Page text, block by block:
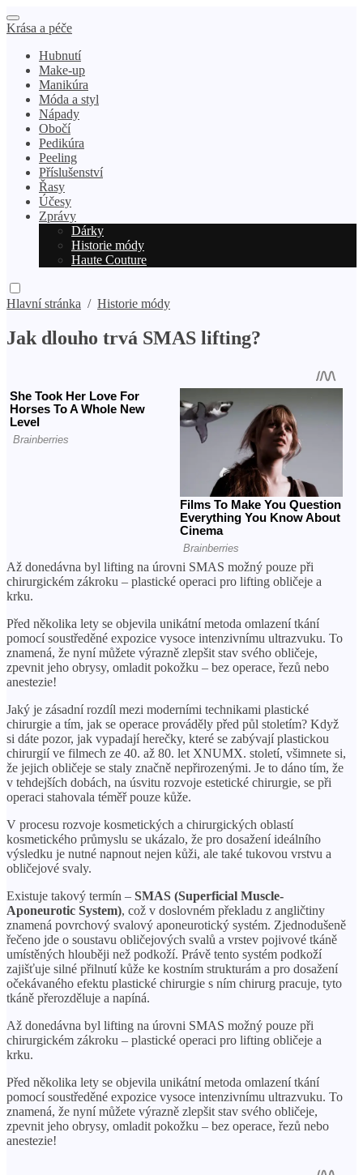
Krása a péče
Hubnutí
Make-up
Manikúra
Móda a styl
Nápady
Obočí
Pedikúra
Peeling
Příslušenství
Řasy
Účesy
Zprávy
Dárky
Historie módy
Haute Couture
Hlavní stránka / Historie módy
Jak dlouho trvá SMAS lifting?
Až donedávna byl lifting na úrovni SMAS možný pouze při
chirurgickém zákroku – plastické operaci pro lifting obličeje a
krku.
Před několika lety se objevila unikátní metoda omlazení tkání
pomocí soustředěné expozice vysoce intenzivnímu ultrazvuku. To
znamená, že nyní můžete výrazně zlepšit stav svého obličeje,
zpevnit jeho obrysy, omladit pokožku – bez operace, řezů nebo
anestezie!
Jaký je zásadní rozdíl mezi moderními technikami plastické
chirurgie a tím, jak se operace prováděly před půl stoletím? Když
si dáte pozor, jak vypadají herečky, které se zabývají plastickou
chirurgií ve filmech ze 40. až 80. let XNUMX. století, všimnete si,
že jejich obličeje se staly značně nepřirozenými. Je to dáno tím, že
v tehdejších dobách, na úsvitu rozvoje estetické chirurgie, se při
operaci stahovala téměř pouze kůže.
V procesu rozvoje kosmetických a chirurgických oblastí
kosmetického průmyslu se ukázalo, že pro dosažení ideálního
výsledku je nutné napnout nejen kůži, ale také tukovou vrstvu a
obličejové svaly.
Existuje takový termín – SMAS (Superficial Muscle-
Aponeurotic System), což v doslovném překladu z angličtiny
znamená povrchový svalový aponeurotický systém. Zjednodušeně
řečeno jde o soustavu obličejových svalů a vrstev pojivové tkáně
umístěných hlouběji než podkoží. Právě tento systém podkoží
zajišťuje silné přilnutí kůže ke kostním strukturám a pro dosažení
očekávaného efektu plastické chirurgie s ním chirurg pracuje, tyto
tkáně přerozděluje a napíná.
Až donedávna byl lifting na úrovni SMAS možný pouze při
chirurgickém zákroku – plastické operaci pro lifting obličeje a
krku.
Před několika lety se objevila unikátní metoda omlazení tkání
pomocí soustředěné expozice vysoce intenzivnímu ultrazvuku. To
znamená, že nyní můžete výrazně zlepšit stav svého obličeje,
zpevnit jeho obrysy, omladit pokožku – bez operace, řezů nebo
anestezie!